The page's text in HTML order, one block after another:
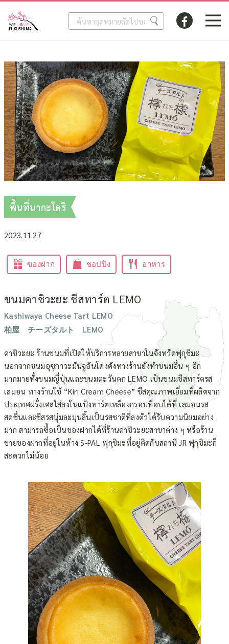
พื้นที่นากะโดริ
2023.11.27
ของฝาก ชอปปิง อาหาร
ขนมคาชิวะยะ ชีสทาร์ต LEMO
Kashiwaya Cheese Tart LEMO
柏屋 チーズタルト LEMO
คาชิวะยะ ร้านขนมที่เปิดให้บริการหลายสาขาในจังหวัดฟุกุชิมะ
นอกจากขนมอุซุกาวะมันจูอันโด่งดังทางร้านยังทำขนมอื่น ๆ อีก
มากมายทั้งขนมญี่ปุ่นและขนมตะวันตก LEMO เป็นขนมชีสทาร์ตรส
เลมอน ทางร้านใช้ “Kiri Cream Cheese” ชีสคุณภาพเยี่ยมที่ผลิตจาก
ประเทศฝรั่งเศสใส่ลงในแป้งทาร์ตเหลืองกรอบที่อบได้ที่ เลมอนรส
สดชื่นและชีสรสนุ่มละมุนลิ้นเป็นรสชาติที่ลงตัวได้รับความนิยมอย่าง
มาก สามารถซื้อเป็นของฝากได้ที่ร้านคาชิวะยะสาขาต่าง ๆ หรือร้าน
ขายของฝากที่อยู่ในห้าง S-PAL ฟุกุชิมะที่อยู่ติดกับสถานี JR ฟุกุชิมะก็
สะดวกไม่น้อย